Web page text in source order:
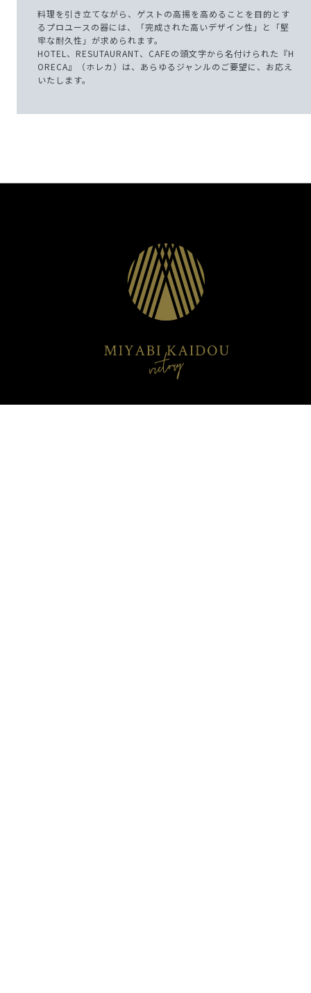
料理を引き立てながら、ゲストの高揚を高めることを目的とす
るプロユースの器には、「完成された高いデザイン性」と「堅
牢な耐久性」が求められます。
HOTEL、RESUTAURANT、CAFEの頭文字から名付けられた『H
ORECA』（ホレカ）は、あらゆるジャンルのご要望に、お応え
いたします。